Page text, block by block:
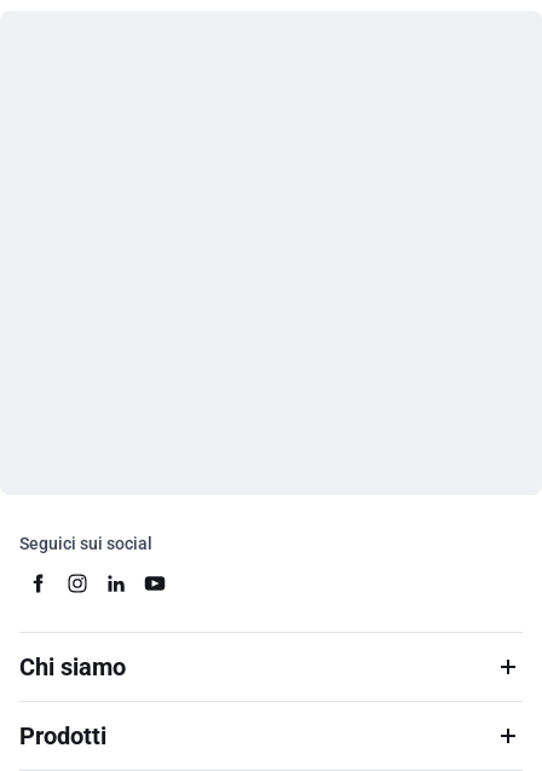
Seguici sui social
Chi siamo
Prodotti